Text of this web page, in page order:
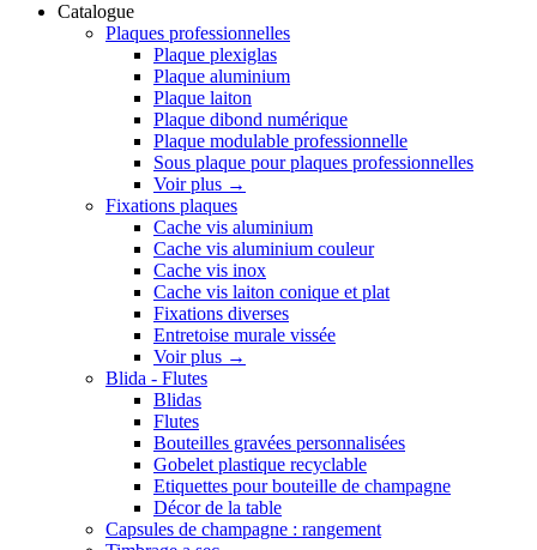
Catalogue
Plaques professionnelles
Plaque plexiglas
Plaque aluminium
Plaque laiton
Plaque dibond numérique
Plaque modulable professionnelle
Sous plaque pour plaques professionnelles
Voir plus →
Fixations plaques
Cache vis aluminium
Cache vis aluminium couleur
Cache vis inox
Cache vis laiton conique et plat
Fixations diverses
Entretoise murale vissée
Voir plus →
Blida - Flutes
Blidas
Flutes
Bouteilles gravées personnalisées
Gobelet plastique recyclable
Etiquettes pour bouteille de champagne
Décor de la table
Capsules de champagne : rangement